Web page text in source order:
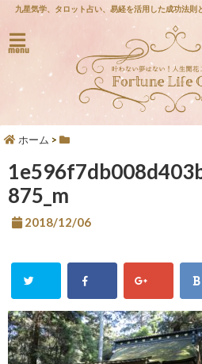
九星気学、タロット占い、易経を活用した成功法則
menu
ホーム >
875_m
2018/12/06